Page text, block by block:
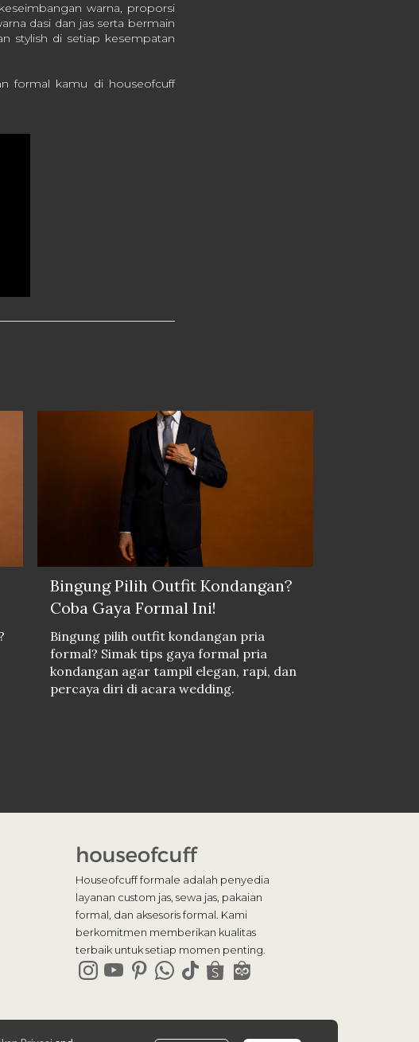
warna, proporsi
dasi dan jas serta bermain
stylish di setiap kesempatan
formal kamu di houseofcuff
Bingung Pilih Outfit Kondangan?
Coba Gaya Formal Ini!
Bingung pilih outfit kondangan pria
formal? Simak tips gaya formal pria
kondangan agar tampil elegan, rapi, dan
percaya diri di acara wedding.
Houseofcuff formale adalah penyedia
layanan custom jas, sewa jas, pakaian
formal, dan aksesoris formal. Kami
berkomitmen memberikan kualitas
terbaik untuk setiap momen penting.